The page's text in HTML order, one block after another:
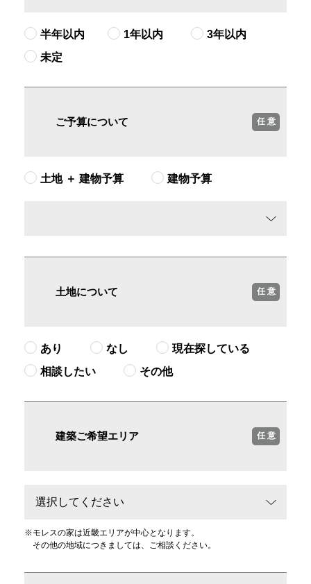
半年以内 1年以内
3年以内
未定
ご予算について 任 意
土地 ＋ 建物予算 建物予算
土地について 任 意
あり なし
現在探している
相談したい
その他
建築ご希望エリア 任 意
※モレスの家は近畿エリアが中心となります。
その他の地域につきましては、ご相談ください。